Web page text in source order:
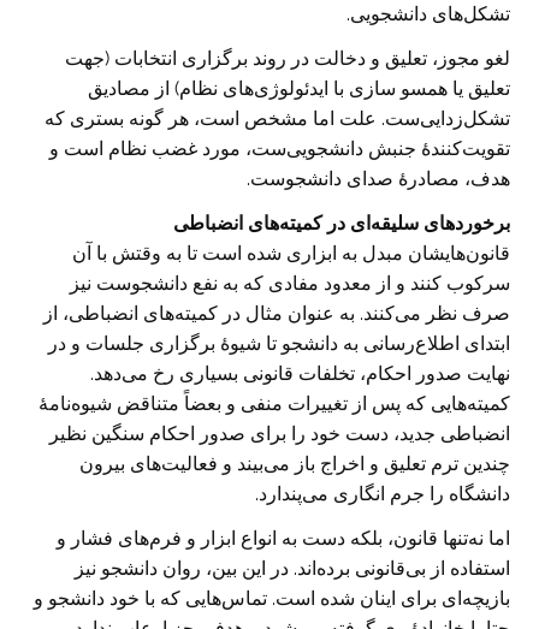
تشکل‌های دانشجویی.
لغو مجوز، تعلیق و دخالت در روند برگزاری انتخابات (جهت
تعلیق یا همسو سازی با ایدئولوژی‌های نظام) از مصادیق
تشکل‌زدایی‌ست. علت اما مشخص است، هر گونه بستری که
تقویت‌کنندهٔ جنبش دانشجویی‌ست، مورد غضب نظام است و
هدف، مصادرۀ صدای دانشجوست.
برخوردهای سلیقه‌ای در کمیته‌های انضباطی
قانون‌هایشان مبدل به ابزاری شده است تا به وقتش با آن
سرکوب کنند و از معدود مفادی که به نفع دانشجوست نیز
صرف نظر می‌کنند. به عنوان مثال در کمیته‌های انضباطی، از
ابتدای اطلاع‌رسانی به دانشجو تا شیوۀ برگزاری جلسات و در
نهایت صدور احکام، تخلفات قانونی بسیاری رخ می‌دهد.
کمیته‌هایی که پس از تغییرات منفی و بعضاً متناقض شیوه‌نامۀ
انضباطی جدید، دست خود را برای صدور احکام سنگین نظیر
چندین ترم تعلیق و اخراج باز می‌بیند و فعالیت‌های بیرون
دانشگاه را جرم انگاری می‌پندارد.
اما نه‌تنها قانون، بلکه دست به انواع ابزار و فرم‌های فشار و
استفاده از بی‌قانونی برده‌اند. در این بین، روان دانشجو نیز
بازیچه‌ای برای اینان شده است. تماس‌هایی که با خود دانشجو و